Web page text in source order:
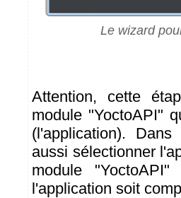
Le wizard
Attention, cette
module "YoctoAPI"
(l'application).
aussi sélectionner
module
l'application soit